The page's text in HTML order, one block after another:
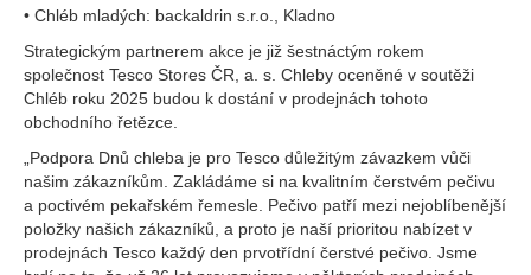
• Chléb mladých: backaldrin s.r.o., Kladno
Strategickým partnerem akce je již šestnáctým rokem
společnost Tesco Stores ČR, a. s. Chleby oceněné v soutěži
Chléb roku 2025 budou k dostání v prodejnách tohoto
obchodního řetězce.
„Podpora Dnů chleba je pro Tesco důležitým závazkem vůči
našim zákazníkům. Zakládáme si na kvalitním čerstvém pečivu
a poctivém pekařském řemesle. Pečivo patří mezi nejoblíbenější
položky našich zákazníků, a proto je naší prioritou nabízet v
prodejnách Tesco každý den prvotřídní čerstvé pečivo. Jsme